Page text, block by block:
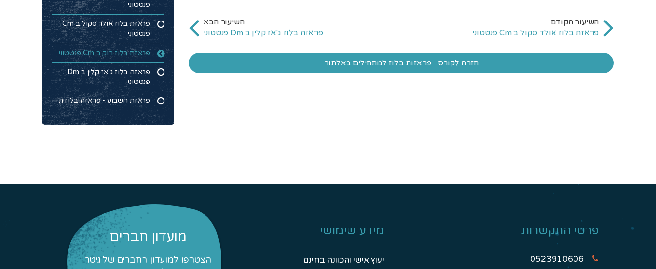
פראזת בלוז אולד סקול ב Cm פנטטוני פראזה בלוז ג'אז קלין ב Dm פנטטוני
חזרה לקורס: פראזות בלוז למתחילים באלתור
פנטטוני
פראזת בלוז אולד סקול ב Cm
פנטטוני
פראזת בלוז רוק ב Cm פנטטוני
פראזה בלוז ג'אז קלין ב Dm
פנטטוני
פראזת השבוע - פראזה בלוזית
פרטי התקשרות
0523910606
מידע שימושי
יעוץ אישי והכוונה בחינם
מועדון חברים
הצטרפו למועדון החברים של גיטר